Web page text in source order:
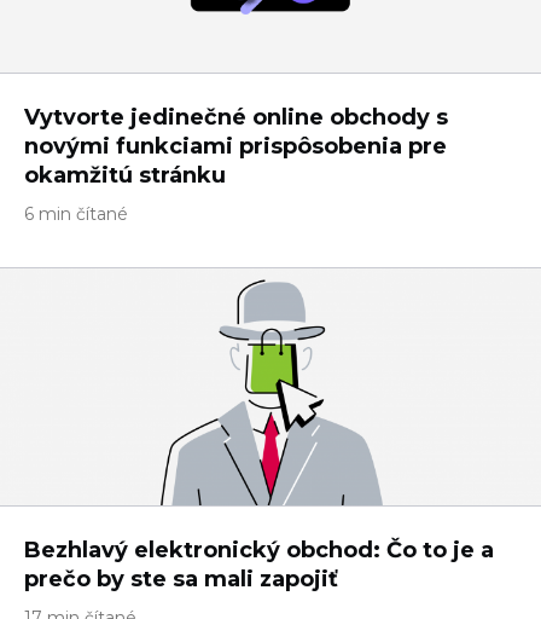
Vytvorte jedinečné online obchody s
novými funkciami prispôsobenia pre
okamžitú stránku
6 min čítané
Bezhlavý elektronický obchod: Čo to je a
prečo by ste sa mali zapojiť